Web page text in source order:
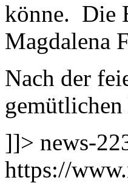
könne. Die
Magdalena
Nach der
]]> news-
https://